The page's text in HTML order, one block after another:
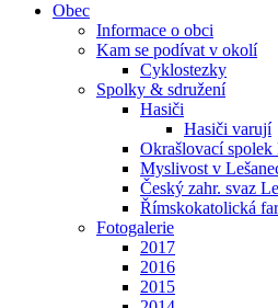
Obec
Informace o obci
Kam se podívat v okolí
Cyklostezky
Spolky & sdružení
Hasiči
Hasiči varují
Okrašlovací spolek
Myslivost v
Český zahr. svaz
Římskokatolická
Fotogalerie
2017
2016
2015